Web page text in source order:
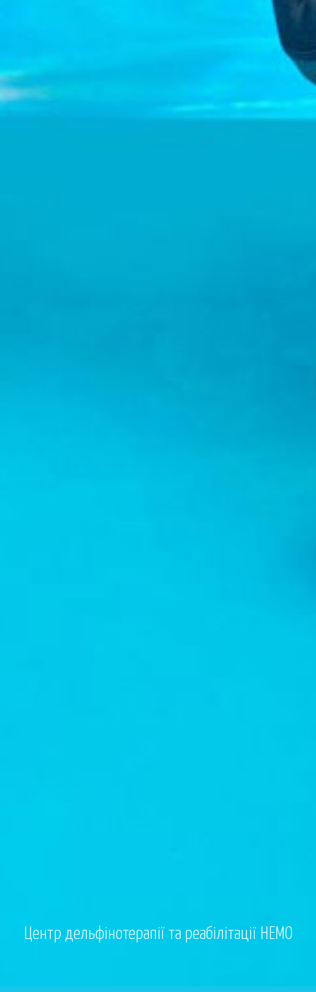
Центр дельфінотерапії та реабілітації НЕМО